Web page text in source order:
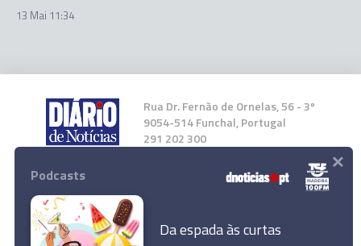
13 Mai 11:34
Rua Dr. Fernão de Ornelas, 56 - 3º
9054-514 Funchal, Portugal
291 202 300
Instale a nossa App
Podcasts
Da espada às curtas
×